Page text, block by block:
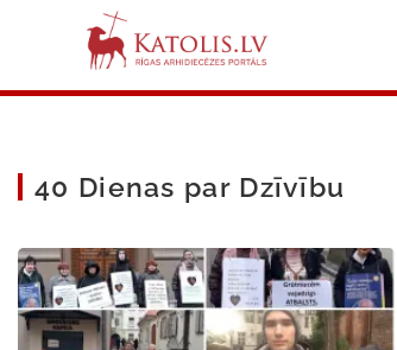
40 Dienas par Dzīvību